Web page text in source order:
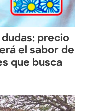
precio
el sabor de
que busca